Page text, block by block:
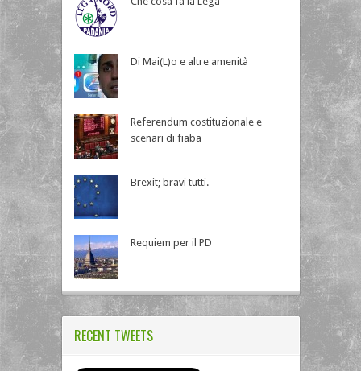
Di Mai(L)o e altre amenità
Referendum costituzionale e
scenari di fiaba
Brexit; bravi tutti.
Requiem per il PD
RECENT TWEETS